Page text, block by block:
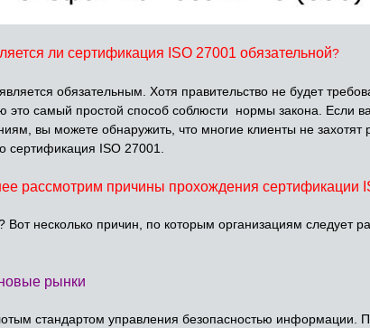
ли сертификация ISO 27001 обязательной?
обязательным. Хотя правительство не будет
это самый простой способ соблюсти нормы закона. Если
вы можете обнаружить, что многие клиенты не захотят
сертификация ISO 27001.
рассмотрим причины прохождения сертификации
несколько причин, по которым организациям следует
рынки
стандартом управления безопасностью информации.